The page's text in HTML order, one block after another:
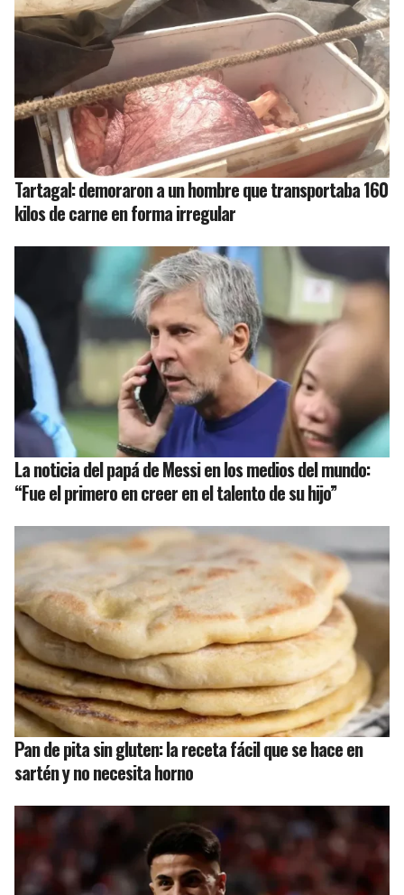
Tartagal: demoraron a un hombre que transportaba 160
kilos de carne en forma irregular
La noticia del papá de Messi en los medios del mundo:
“Fue el primero en creer en el talento de su hijo”
Pan de pita sin gluten: la receta fácil que se hace en
sartén y no necesita horno